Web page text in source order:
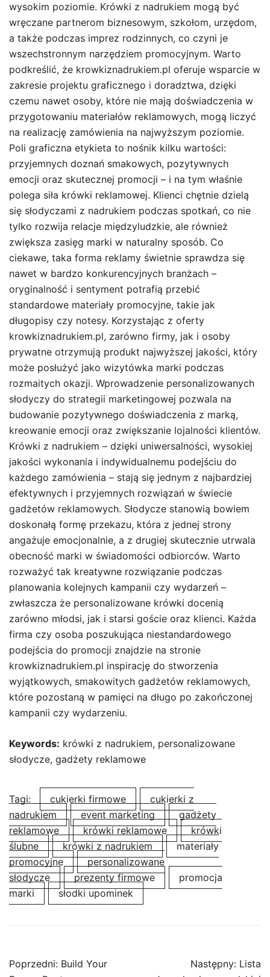
wysokim poziomie. Krówki z nadrukiem mogą być
wręczane partnerom biznesowym, szkołom, urzędom,
a także podczas imprez rodzinnych, co czyni je
wszechstronnym narzędziem promocyjnym. Warto
podkreślić, że krowkiznadrukiem.pl oferuje wsparcie w
zakresie projektu graficznego i doradztwa, dzięki
czemu nawet osoby, które nie mają doświadczenia w
przygotowaniu materiałów reklamowych, mogą liczyć
na realizację zamówienia na najwyższym poziomie.
Poli graficzna etykieta to nośnik kilku wartości:
przyjemnych doznań smakowych, pozytywnych
emocji oraz skutecznej promocji – i na tym właśnie
polega siła krówki reklamowej. Klienci chętnie dzielą
się słodyczami z nadrukiem podczas spotkań, co nie
tylko rozwija relacje międzyludzkie, ale również
zwiększa zasięg marki w naturalny sposób. Co
ciekawe, taka forma reklamy świetnie sprawdza się
nawet w bardzo konkurencyjnych branżach –
oryginalność i sentyment potrafią przebić
standardowe materiały promocyjne, takie jak
długopisy czy notesy. Korzystając z oferty
krowkiznadrukiem.pl, zarówno firmy, jak i osoby
prywatne otrzymują produkt najwyższej jakości, który
może posłużyć jako wizytówka marki podczas
rozmaitych okazji. Wprowadzenie personalizowanych
słodyczy do strategii marketingowej pozwala na
budowanie pozytywnego doświadczenia z marką,
kreowanie emocji oraz zwiększanie lojalności klientów.
Krówki z nadrukiem – dzięki uniwersalności, wysokiej
jakości wykonania i indywidualnemu podejściu do
każdego zamówienia – stają się jednym z najbardziej
efektywnych i przyjemnych rozwiązań w świecie
gadżetów reklamowych. Słodycze stanowią bowiem
doskonałą formę przekazu, która z jednej strony
angażuje emocjonalnie, a z drugiej skutecznie utrwala
obecność marki w świadomości odbiorców. Warto
rozważyć tak kreatywne rozwiązanie podczas
planowania kolejnych kampanii czy wydarzeń –
zwłaszcza że personalizowane krówki docenią
zarówno młodsi, jak i starsi goście oraz klienci. Każda
firma czy osoba poszukująca niestandardowego
podejścia do promocji znajdzie na stronie
krowkiznadrukiem.pl inspirację do stworzenia
wyjątkowych, smakowitych gadżetów reklamowych,
które pozostaną w pamięci na długo po zakończonej
kampanii czy wydarzeniu.
Keywords: krówki z nadrukiem, personalizowane
słodycze, gadżety reklamowe
Tagi: cukierki firmowe
cukierki z
nadrukiem
event marketing
gadżety
reklamowe
krówki reklamowe
krówki
ślubne
krówki z nadrukiem
materiały
promocyjne
personalizowane
słodycze
prezenty firmowe
promocja
marki
słodki upominek
Nawigacja
Poprzedni: Build Your
Następny: Lista